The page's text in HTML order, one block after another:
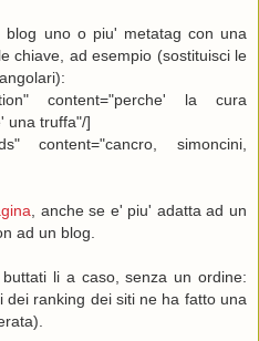
blog uno o piu' metatag con una
chiave, ad esempio (sostituisci le
content="perche' la cura
una truffa"/]
content="cancro, simoncini,
, anche se e' piu' adatta ad un
ad un blog.
li a caso, senza un ordine:
dei ranking dei siti ne ha fatto una